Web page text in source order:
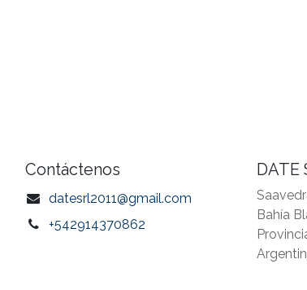
Contáctenos
datesrl2011@gmail.com
+542914370862
DATE
Bahía